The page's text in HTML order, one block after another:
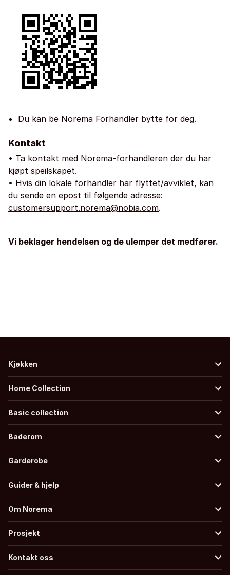
Du kan be Norema Forhandler bytte for deg.
Kontakt
• Ta kontakt med Norema-forhandleren der du har
kjøpt speilskapet.
• Hvis din lokale forhandler har flyttet/avviklet, kan
du sende en epost til følgende adresse:
customersupport.norema@nobia.com.
Vi beklager hendelsen og de ulemper det medfører.
Kjøkken
Home Collection
Basic collection
Baderom
Garderobe
Guider & hjelp
Om Norema
Prosjekt
Kontakt oss